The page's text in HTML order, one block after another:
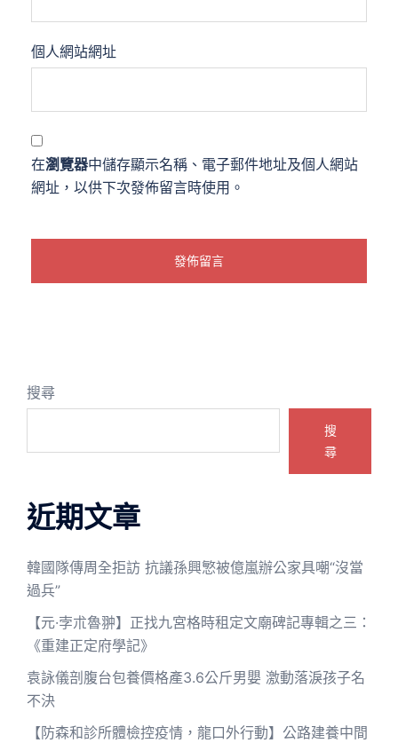
個人網站網址
在瀏覽器中儲存顯示名稱、電子郵件地址及個人網站
網址，以供下次發佈留言時使用。
搜尋
搜
尋
近期文章
韓國隊傳周全拒訪 抗議孫興慜被億嵐辦公家具嘲“沒當
過兵”
【元·孛朮魯翀】正找九宮格時租定文廟碑記專輯之三：
《重建正定府學記》
袁詠儀剖腹台包養價格產3.6公斤男嬰 激動落淚孩子名
不決
【防森和診所體檢控疫情，龍口外行動】公路建養中間